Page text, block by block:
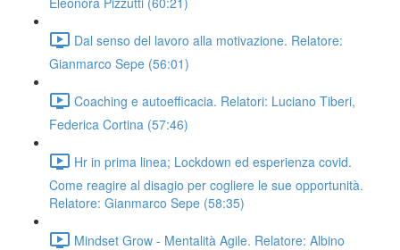
Dal senso del lavoro alla motivazione. Relatore:
Gianmarco Sepe (56:01)
Coaching e autoefficacia. Relatori: Luciano Tiberi,
Federica Cortina (57:46)
Hr in prima linea; Lockdown ed esperienza covid.
Come reagire al disagio per cogliere le sue opportunità.
Relatore: Gianmarco Sepe (58:35)
Mindset Grow - Mentalità Agile. Relatore: Albino